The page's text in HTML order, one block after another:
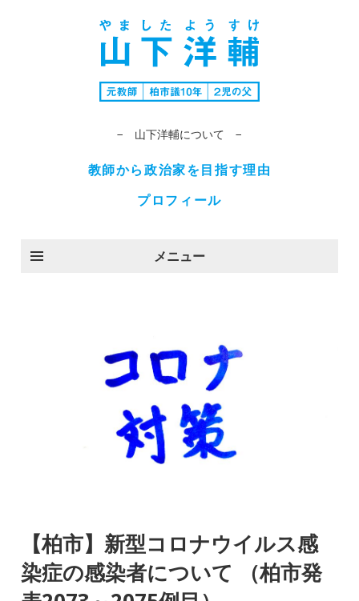
− 山下洋輔について −
教師から政治家を目指す理由
プロフィール
メニュー
【柏市】新型コロナウイルス感
染症の感染者について （柏市発